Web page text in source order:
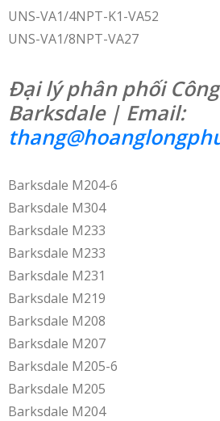
UNS-VA1/4NPT-K1-VA52
UNS-VA1/8NPT-VA27
Đại lý phân phối
Barksdale | Email:
Barksdale M204-6
Barksdale M304
Barksdale M233
Barksdale M233
Barksdale M231
Barksdale M219
Barksdale M208
Barksdale M207
Barksdale M205-6
Barksdale M205
Barksdale M204